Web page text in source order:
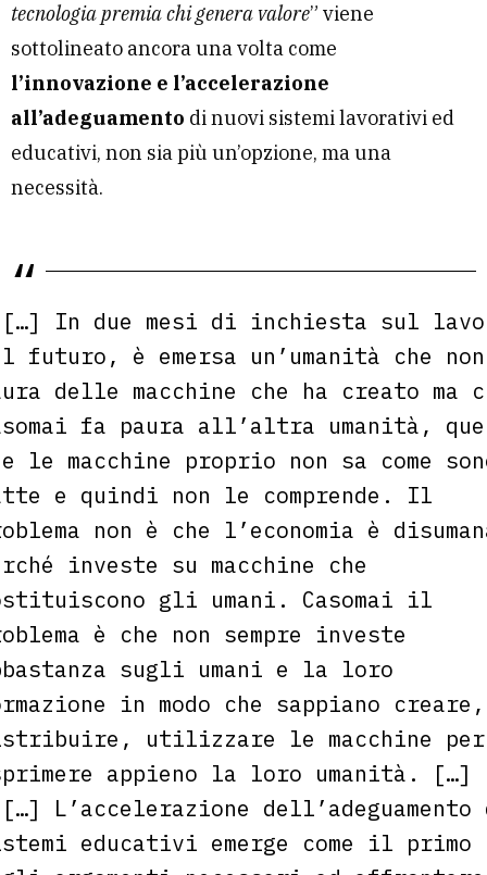
tecnologia premia chi genera valore” viene
sottolineato ancora una volta come
l’innovazione e l’accelerazione
all’adeguamento di nuovi sistemi lavorativi ed
educativi, non sia più un’opzione, ma una
necessità.
[…] In due mesi di inchiesta sul
futuro, è emersa un’umanità che
delle macchine che ha creato ma
fa paura all’altra umanità,
le macchine proprio non sa come
e quindi non le comprende. Il
non è che l’economia è
investe su macchine che
gli umani. Casomai il
è che non sempre investe
sugli umani e la loro
in modo che sappiano creare,
utilizzare le macchine per
appieno la loro umanità. […]
[…] L’accelerazione dell’adeguamento
educativi emerge come il primo